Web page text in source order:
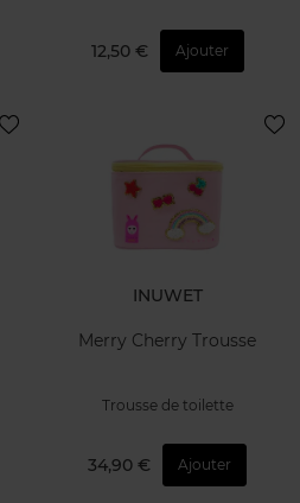
12,50 € Ajouter
INUWET
Merry Cherry Trousse
Trousse de toilette
34,90 € Ajouter